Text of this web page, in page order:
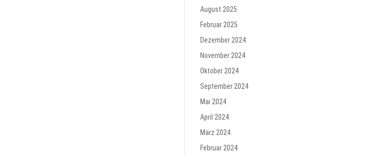
August 2025
Februar 2025
Dezember 2024
November 2024
Oktober 2024
September 2024
Mai 2024
April 2024
März 2024
Februar 2024